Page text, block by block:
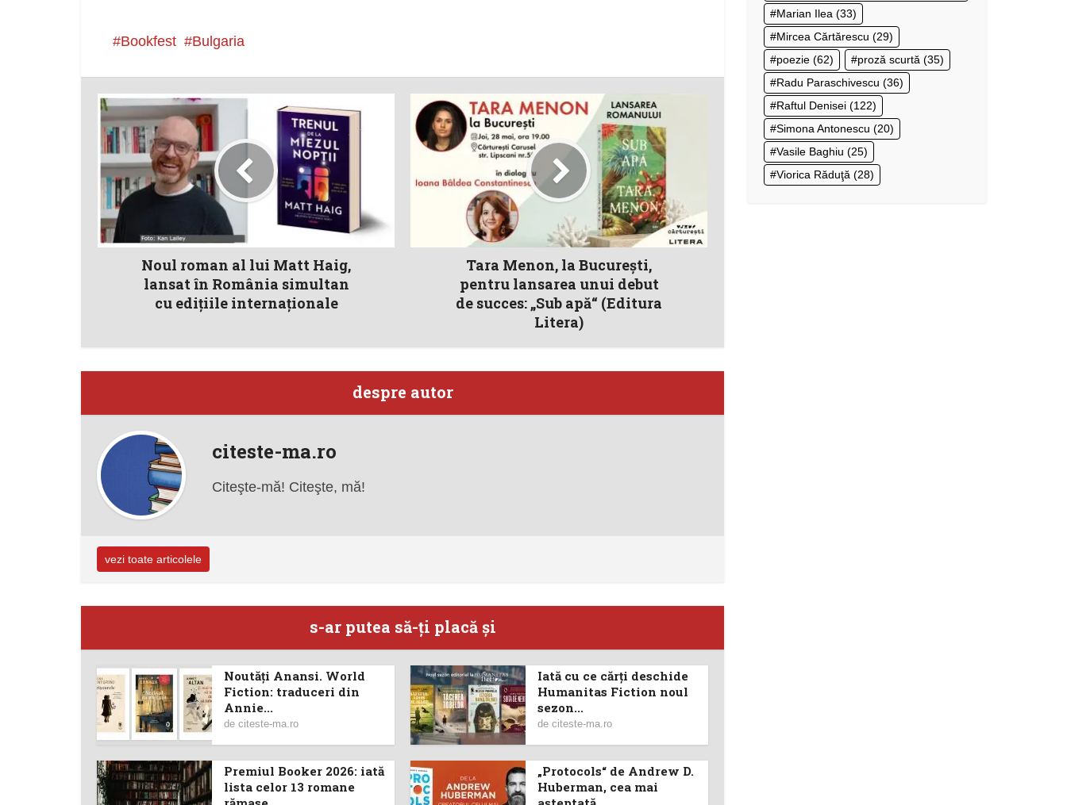
Bookfest Bulgaria
Noul roman al lui Matt Haig,
lansat în România simultan
cu edițiile internaționale
Tara Menon, la București,
pentru lansarea unui debut
de succes: „Sub apă“ (Editura
Litera)
despre autor
citeste-ma.ro
Citeşte-mă! Citeşte, mă!
vezi toate articolele
s-ar putea să-ţi placă şi
Noutăţi Anansi. World
Fiction: traduceri din
Annie...
de citeste-ma.ro
Iată cu ce cărţi deschide
Humanitas Fiction noul
sezon...
de citeste-ma.ro
Premiul Booker 2026: iată
lista celor 13 romane
„Protocols“ de Andrew D.
Huberman, cea mai
Marian Ilea (33)
Mircea Cărtărescu (29)
poezie (62) proză scurtă (35)
Radu Paraschivescu (36)
Raftul Denisei (122)
Simona Antonescu (20)
Vasile Baghiu (25)
Viorica Răduţă (28)